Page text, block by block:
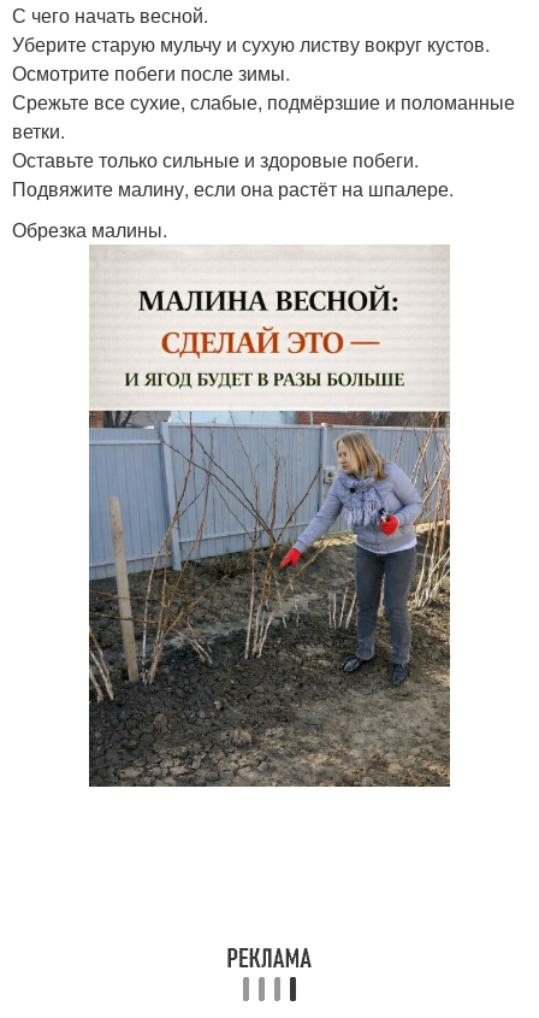
С чего начать весной.
Уберите старую мульчу и сухую листву вокруг кустов.
Осмотрите побеги после зимы.
Срежьте все сухие, слабые, подмёрзшие и поломанные
ветки.
Оставьте только сильные и здоровые побеги.
Подвяжите малину, если она растёт на шпалере.
Обрезка малины.